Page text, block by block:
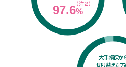
97.6%
（注2）
大手損保か
切り替えた